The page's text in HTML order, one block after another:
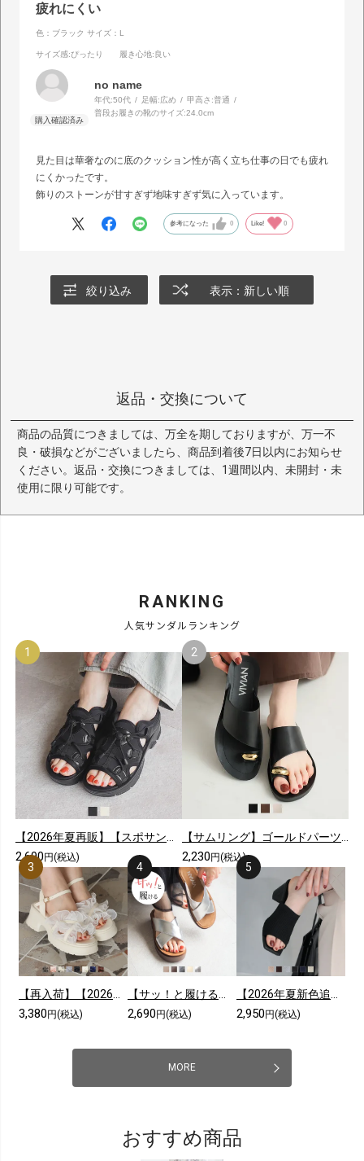
疲れにくい
色：ブラック サイズ：L
サイズ感:ぴったり 履き心地:良い
no name
年代:50代 足幅:広め 甲高さ:普通
普段お履きの靴のサイズ:24.0cm
見た目は華奢なのに底のクッション性が高く立ち仕事の日でも疲れ
にくかったです。
飾りのストーンが甘すぎず地味すぎず気に入っています。
参考になった 0 Like! 0
絞り込み 表示：新しい順
返品・交換について
商品の品質につきましては、万全を期しておりますが、万一不
良・破損などがございましたら、商品到着後7日以内にお知らせ
ください。返品・交換につきましては、1週間以内、未開封・未
使用に限り可能です。
RANKING
人気サンダルランキング
【2026年夏再販】【スポサン】やわらかソールレースアップスニーカーサンダル
2,690 円(税込)
【サムリング】ゴールドパーツカジュアルコンフォートトングサンダル
2,230 円(税込)
【再入荷】【2026年夏新色追加】シアークロスフリル厚底ストラップサンダル
3,380 円(税込)
【サッ！と履ける】【2026年夏新色追加】厚底コンフォートクロスサンダル
2,690 円(税込)
【2026年夏新色追加】スクエアトゥニットミュールサンダル
2,950 円(税込)
MORE
おすすめ商品